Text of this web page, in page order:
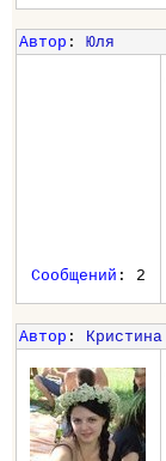
Автор : Юля
Сообщений : 2
Автор : Кристина